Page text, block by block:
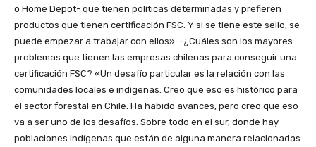
o Home Depot- que tienen políticas determinadas y prefieren
productos que tienen certificación FSC. Y si se tiene este sello, se
puede empezar a trabajar con ellos». -¿Cuáles son los mayores
problemas que tienen las empresas chilenas para conseguir una
certificación FSC? «Un desafío particular es la relación con las
comunidades locales e indígenas. Creo que eso es histórico para
el sector forestal en Chile. Ha habido avances, pero creo que eso
va a ser uno de los desafíos. Sobre todo en el sur, donde hay
poblaciones indígenas que están de alguna manera relacionadas